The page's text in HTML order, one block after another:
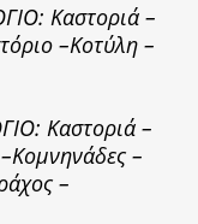
Καστοριά –
–Κοτύλη –
Καστοριά –
–
–